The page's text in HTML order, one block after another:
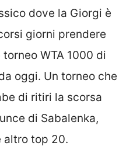
dove la Giorgi è
giorni prendere
WTA 1000 di
oggi. Un torneo che
di ritiri la scorsa
di Sabalenka,
altro top 20.